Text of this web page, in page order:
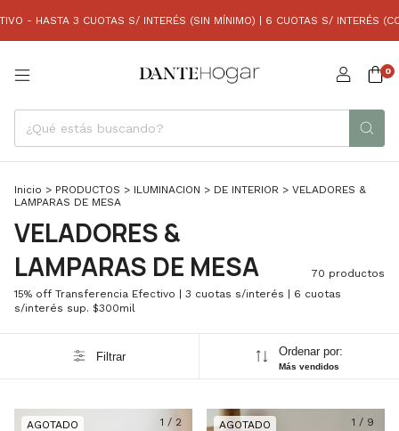
- HASTA 3 CUOTAS S/ INTERÉS (SIN MÍNIMO) | 6 CUOTAS S/ INTERÉS
0
Inicio > PRODUCTOS > ILUMINACION > DE INTERIOR > VELADORES &
LAMPARAS DE MESA
VELADORES &
LAMPARAS DE MESA
70 productos
15% off Transferencia Efectivo | 3 cuotas s/interés | 6 cuotas
s/interés sup. $300mil
Filtrar Ordenar por:
Más vendidos
1 / 2 1 / 9